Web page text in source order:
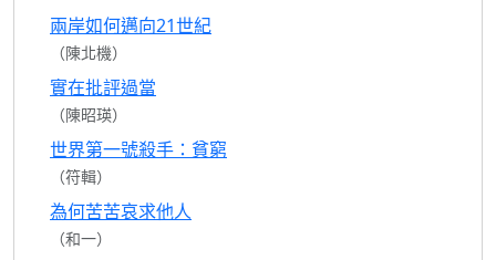
兩岸如何邁向21世紀
（陳北機）
實在批評過當
（陳昭瑛）
世界第一號殺手：貧窮
（符輯）
為何苦苦哀求他人
（和一）